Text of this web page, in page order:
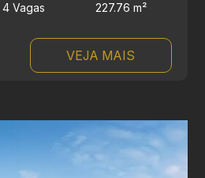
4 Vagas 227.76 m²
VEJA MAIS